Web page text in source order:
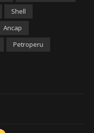
Shell
Ancap
Petroperu